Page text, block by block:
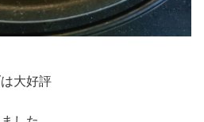
大好評